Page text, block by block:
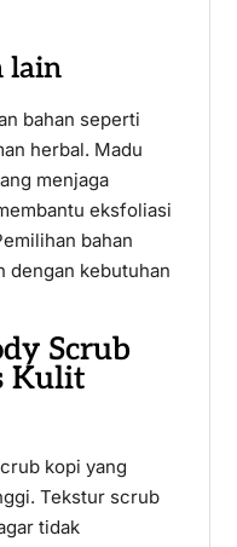
lain
bahan seperti
herbal. Madu
menjaga
eksfoliasi
bahan
dengan kebutuhan
Scrub
Kulit
kopi yang
Tekstur scrub
tidak